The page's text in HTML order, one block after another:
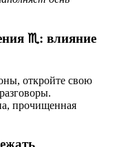
♏️: влияние
откройте свою
прочищенная